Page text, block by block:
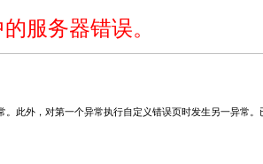
服务器错误。
。此外，对第一个异常执行自定义错误页时发生另一异常。